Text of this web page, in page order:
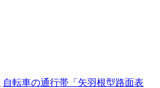
自転車の通行帯「矢羽根型路面表